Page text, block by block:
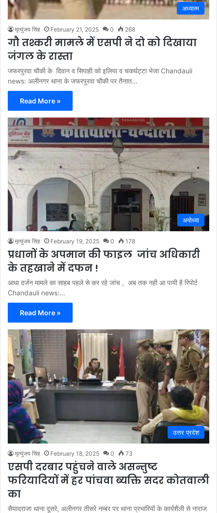
अध्यात्म
मृत्युंजय सिंह February 21, 2025 0 268
गौ तश्करी मामले में एसपी ने दो को दिखाया
जंगल के रास्ता
जफरपुरवा चौकी के दिवान व सिपाही को इलिया व चकर्घट्टा भेजा Chandauli
news: अलीनगर थाना के जफरपुरवा चौकी पर तैनात…
Read More »
अयोध्या
मृत्युंजय सिंह February 19, 2025 0 178
प्रधानों के अपमान की फाइल जांच अधिकारी
के तहखाने में दफन !
आधा दर्जन मामले का साहब पहले से कर रहे जांच , अब तक नही आ पायी है रिपोर्ट
Chandauli news:…
Read More »
उत्तर प्रदेश
मृत्युंजय सिंह February 18, 2025 0 73
एसपी दरबार पहुंचने वाले असन्तुष्ट
फरियादियों में हर पांचवा ब्यक्ति सदर कोतवाली
का
सैयादराजा थाना दूसरे, अलीनगर तीसरे नम्बर पर थाना प्रभारियों के कार्यशैली से नाराज